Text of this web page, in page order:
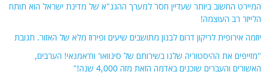
המיירט החשוב ביותר שעדיין חסר למערך ההגנ"א של מדינת ישראל הוא תותח
הלייזר רב העוצמה!
יוזמה אירופית לריקון דרום לבנון מתושבים שיעים ופירוז מלא של האזור. תגובת
"מזייפים את ההיסטוריה שלנו בשירותם של סינוואר וח'אמנאי! הערבים,
האשורים והעברים שוכנים באדמה הזאת מזה 4,000 שנה!"